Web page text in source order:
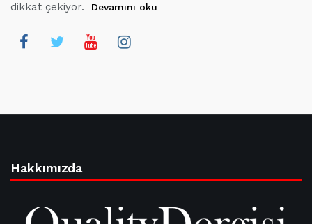
dikkat çekiyor.
Devamını oku
Hakkımızda